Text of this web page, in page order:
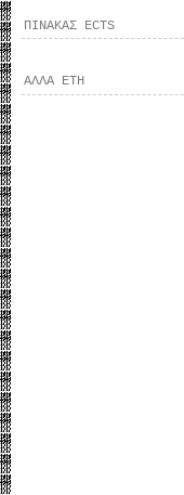
ΠΙΝΑΚΑΣ ECTS
ΑΛΛΑ ΕΤΗ